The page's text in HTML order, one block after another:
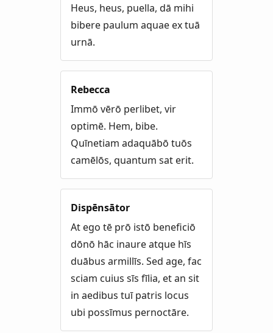
Heus, heus, puella, dā mihi
bibere paulum aquae ex tuā
urnā.
Rebecca
Immō vērō perlibet, vir
optimē. Hem, bibe.
Quīnetiam adaquābō tuōs
camēlōs, quantum sat erit.
Dispēnsātor
At ego tē prō istō beneficiō
dōnō hāc inaure atque hīs
duābus armillīs. Sed age, fac
sciam cuius sīs fīlia, et an sit
in aedibus tuī patris locus
ubi possīmus pernoctāre.